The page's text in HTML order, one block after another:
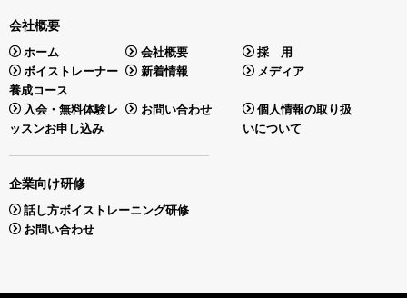
会社概要
ホーム 会社概要
採 用
ボイストレーナー
養成コース
新着情報 メディア
入会・無料体験レ
ッスンお申し込み
お問い合わせ
個人情報の取り扱
いについて
企業向け研修
話し方ボイストレーニング研修
お問い合わせ